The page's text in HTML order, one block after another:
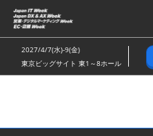
ス
キ
ッ
し
む
2027/4/7(水)-9(金)
東京ビッグサイト 東1～8ホール